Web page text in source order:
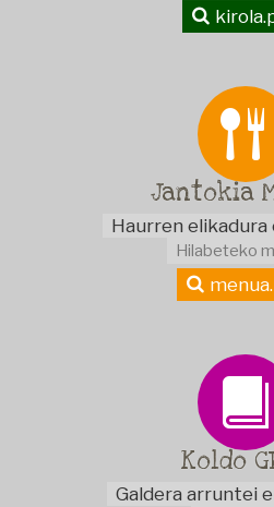
Jantokia
Haurren elikadura
Hilabeteko
Koldo
Galdera arruntei